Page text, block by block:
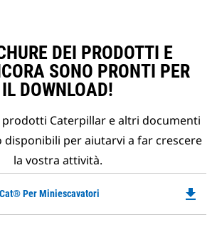
DEI PRODOTTI E
SONO PRONTI PER
IL DOWNLOAD!
prodotti Caterpillar e altri documenti
per aiutarvi a far crescere
la vostra attività.
Per Miniescavatori file_download